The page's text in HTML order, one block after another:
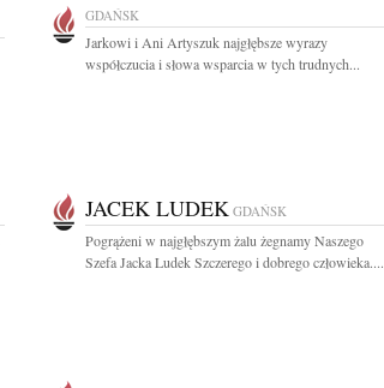
GDAŃSK
Jarkowi i Ani Artyszuk najgłębsze wyrazy
współczucia i słowa wsparcia w tych trudnych...
JACEK LUDEK GDAŃSK
Pogrążeni w najgłębszym żalu żegnamy Naszego
Szefa Jacka Ludek Szczerego i dobrego człowieka....